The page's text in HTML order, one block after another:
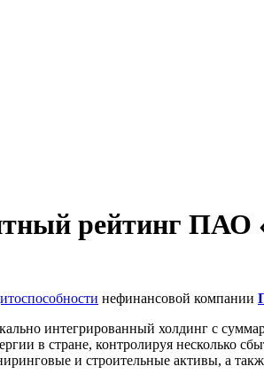
рейтинг
нефинансовой компании
интегрированный холдинг с
в стране, контролируя несколько
и строительные активы, а